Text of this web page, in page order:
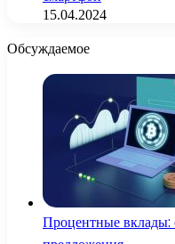
15.04.2024
Обсуждаемое
Процентные вклады: